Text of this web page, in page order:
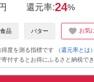
円 還元率:24%
品 バター お気
度を測る指標です
（還元率とは）
付するとお得にふるさと納税で